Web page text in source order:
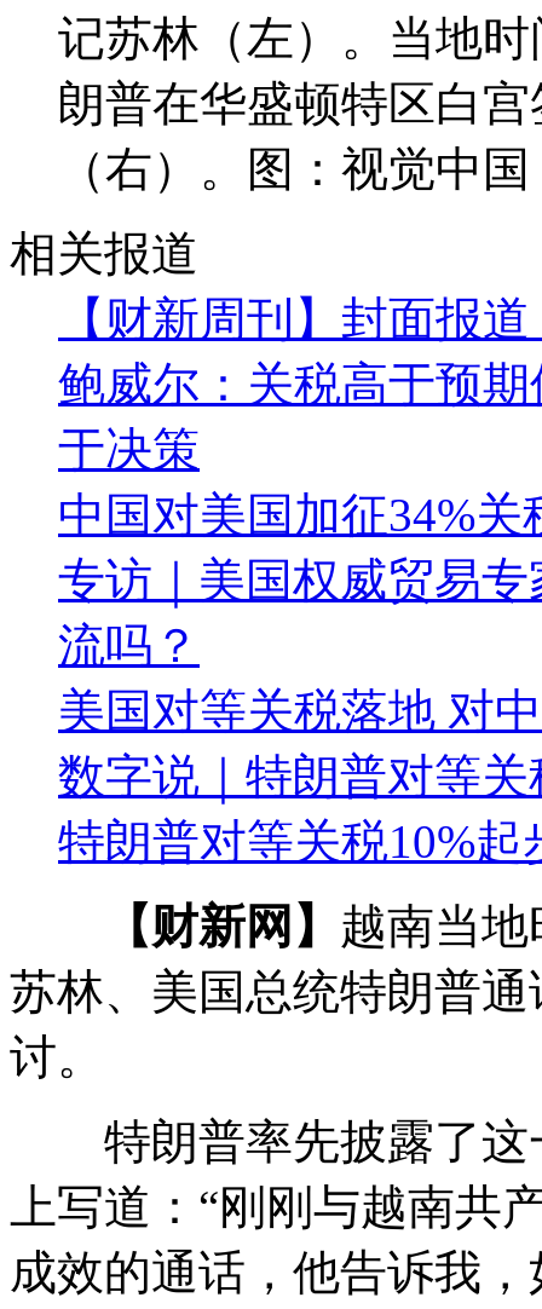
记苏林（左）。当地
朗普在华盛顿特区白
（右）。图：视觉中国
相关报道
【财新周刊】封面报
鲍威尔：关税高于预
于决策
中国对美国加征34%关
专访｜美国权威贸易
流吗？
美国对等关税落地 对
数字说｜特朗普对等
特朗普对等关税10%起
【财新网】 越南当
苏林、美国总统特朗普
讨。
特朗普率先披露了这
上写道：“刚刚与越南共
成效的通话，他告诉我